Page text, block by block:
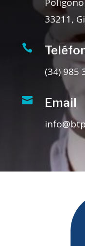
33211,

(34) 985
 Email